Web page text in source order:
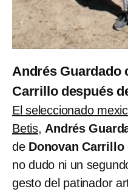
Andrés Guardado
Carrillo después
El seleccionado
Betis, Andrés
de Donovan Carrillo
no dudo ni un
gesto del patinador